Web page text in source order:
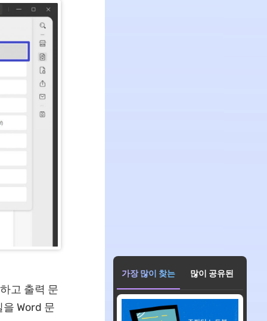
고 출력 문
Word 문
가장 많이 찾는 많이 공유된